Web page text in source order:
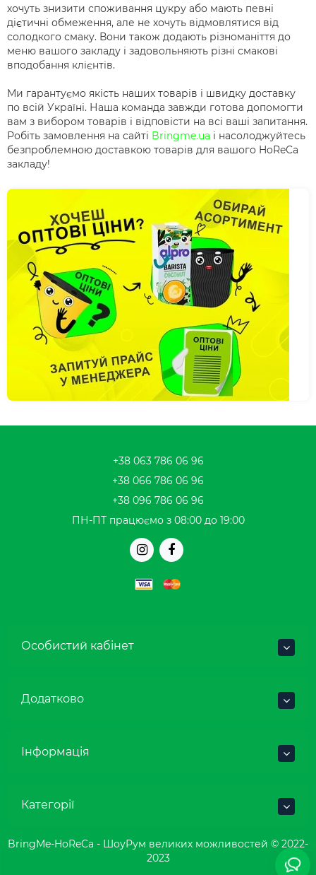
хочуть знизити споживання цукру або мають певні
дієтичні обмеження, але не хочуть відмовлятися від
солодкого смаку. Вони також додають різноманіття до
меню вашого закладу і задовольняють різні смакові
вподобання клієнтів.
Ми гарантуємо якість наших товарів і швидку доставку
по всій Україні. Наша команда завжди готова допомогти
вам з вибором товарів і відповісти на всі ваші запитання.
Робіть замовлення на сайті Bringme.ua і насолоджуйтесь
безпроблемною доставкою товарів для вашого HoReCa
закладу!
+38 063 786 06 96
+38 066 786 06 96
+38 096 786 06 96
ПН-ПТ працюємо з 08:00 до 19:00
Особистий кабінет
Додатково
Інформація
Категорії
BringMe-HoReCa - ШоуРум великих можливостей © 2022-
2023